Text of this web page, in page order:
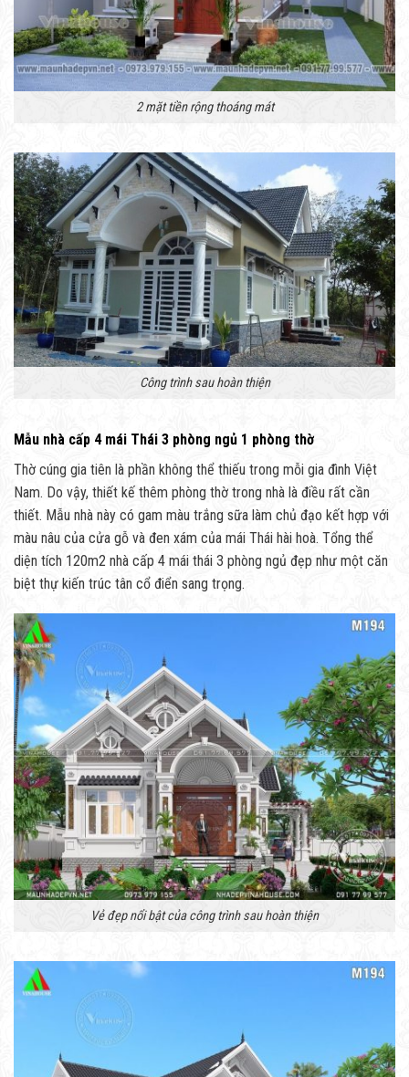
2 mặt tiền rộng thoáng mát
Công trình sau hoàn thiện
Mẫu nhà cấp 4 mái Thái 3 phòng ngủ 1 phòng thờ
Thờ cúng gia tiên là phần không thể thiếu trong mỗi gia đình Việt
Nam. Do vậy, thiết kế thêm phòng thờ trong nhà là điều rất cần
thiết. Mẫu nhà này có gam màu trắng sữa làm chủ đạo kết hợp với
màu nâu của cửa gỗ và đen xám của mái Thái hài hoà. Tổng thể
diện tích 120m2 nhà cấp 4 mái thái 3 phòng ngủ đẹp như một căn
biệt thự kiến trúc tân cổ điển sang trọng.
Vẻ đẹp nổi bật của công trình sau hoàn thiện